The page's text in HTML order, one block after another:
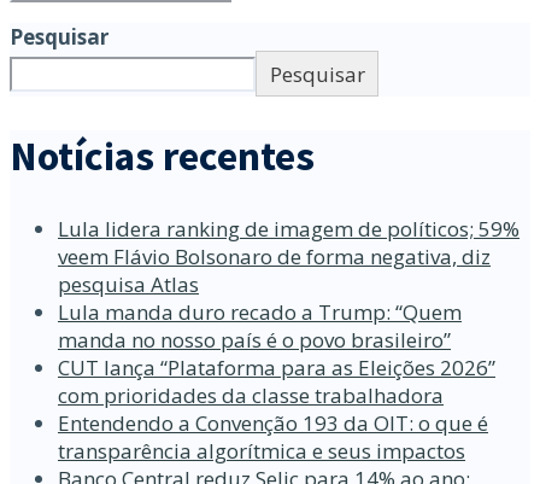
Pesquisar
Pesquisar
Notícias recentes
Lula lidera ranking de imagem de políticos; 59%
veem Flávio Bolsonaro de forma negativa, diz
pesquisa Atlas
Lula manda duro recado a Trump: “Quem
manda no nosso país é o povo brasileiro”
CUT lança “Plataforma para as Eleições 2026”
com prioridades da classe trabalhadora
Entendendo a Convenção 193 da OIT: o que é
transparência algorítmica e seus impactos